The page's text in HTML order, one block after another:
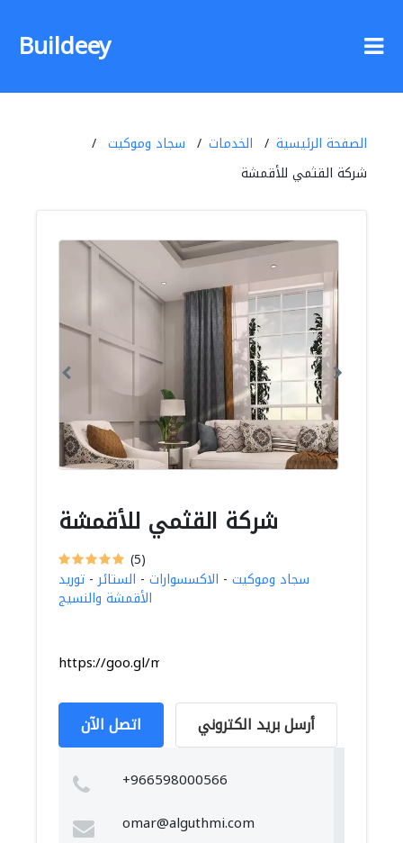
Buildeey
الصفحة الرئيسية الخدمات
سجاد وموكيت
شركة القثمي للأقمشة
شركة القثمي للأقمشة
(5)
سجاد وموكيت - الاكسسوارات - الستائر- توريد
الأقمشة والنسيج
https://goo.gl/maps/xYogVvKVrx36Jd5v7
اتصل الآن أرسل بريد الكتروني
+966598000566
omar@alguthmi.com